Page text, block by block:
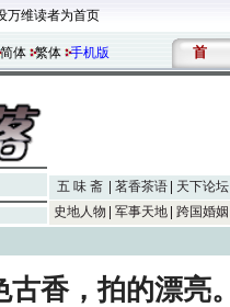
万维读者为首页
简体 繁体 手机版 首
五 味 斋 茗香茶语 天下论坛
史地人物
军事天地 跨国婚姻
古香，拍的漂亮。